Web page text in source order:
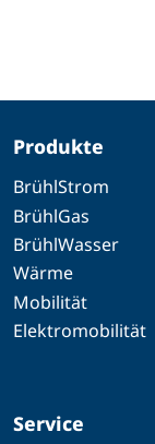
Produkte
BrühlStrom
BrühlGas
BrühlWasser
Wärme
Mobilität
Elektromobilität
Service